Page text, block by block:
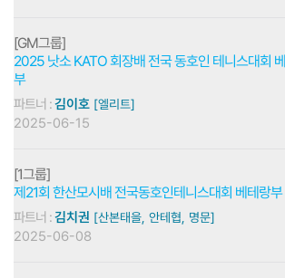
[GM그룹]
2025 낫소 KATO 회장배 전국 동호인 테니스대회
부
파트너 :김이호 [엘리트]
2025-06-15
[1그룹]
제21회 한산모시배 전국동호인테니스대회 베테랑부
파트너 :김치권 [산본태을, 안테협, 명문]
2025-06-08